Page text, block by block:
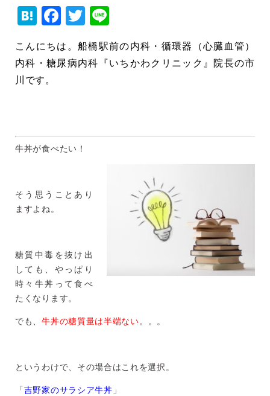
Hatena
Facebook
Twitter
こんにちは。 船橋駅前の内科・循環器（心臓血管）
内科・糖尿病内科『いちかわクリニック』院長の市
川です。
牛丼が食べたい！
そう思うことあり
ますよね。
糖質中毒を抜け出
しても、やっぱり
時々牛丼って食べ
たくなります。
でも、牛丼の糖質量は半端ない。。。
というわけで、その場合はこれを選択。
「吉野家のサラシア牛丼 」